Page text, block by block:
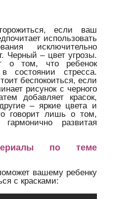
если ваш
использовать
исключительно
Черный – цвет угрозы.
о том, что ребенок
состоянии стресса.
беспокоиться, если
рисунок с черного
добавляет красок,
– яркие цвета и
говорит лишь о том,
развитая
по теме
вашему ребенку
с красками: